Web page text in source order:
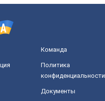
Команда
Политика
конфиденциальности
Документы